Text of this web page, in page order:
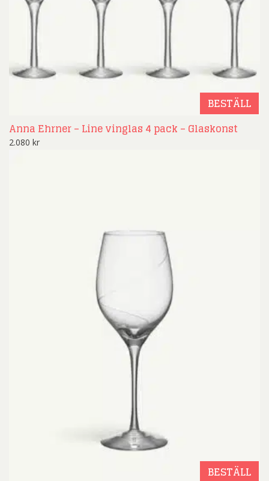
BESTÄLL
Anna Ehrner – Line vinglas 4 pack – Glaskonst
2.080 kr
BESTÄLL